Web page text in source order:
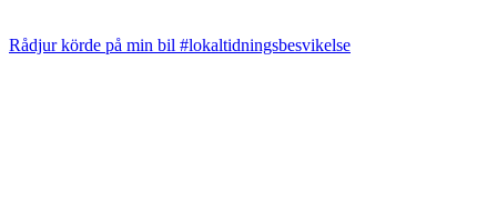
Rådjur körde på min bil #lokaltidningsbesvikelse